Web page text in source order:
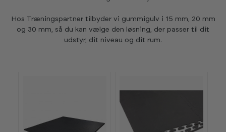
Hos Træningspartner tilbyder vi gummigulv i 15 mm, 20 mm
og 30 mm, så du kan vælge den løsning, der passer til dit
udstyr, dit niveau og dit rum.